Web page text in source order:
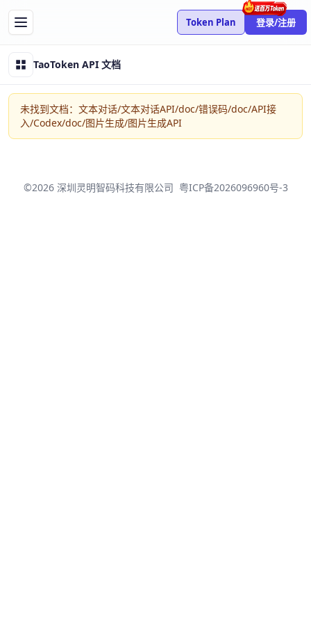
Token Plan 登录/注册
TaoToken API 文档
未找到文档：文本对话/文本对话API/doc/错误码/doc/API接
入/Codex/doc/图片生成/图片生成API
©2026 深圳灵明智码科技有限公司 粤ICP备2026096960号-3